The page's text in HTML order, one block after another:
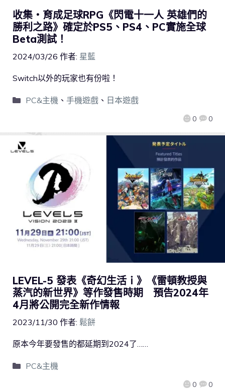
收集・育成足球RPG《閃電十一人 英雄們的
勝利之路》確定於PS5、PS4、PC實施全球
Beta測試！
2024/03/26 作者: 星藍
0 0
Switch以外的玩家也有份啦！
PC&主機 、 手機遊戲、 日本遊戲
LEVEL-5 發表《奇幻生活ｉ》《雷頓教授與
蒸汽的新世界》等作發售時期 預告2024年
4月將公開完全新作情報
2023/11/30 作者: 鬆餅
0 0
原本今年要發售的都延期到2024了……
PC&主機